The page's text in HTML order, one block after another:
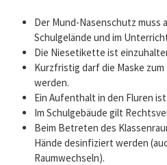
Der Mund-Nasenschutz muss
Schulgelände und im
Die Niesetikette ist
Kurzfristig darf die Maske
werden.
Ein Aufenthalt in den Fluren
Im Schulgebäude gilt
Beim Betreten des
Hände desinfiziert werden
Raumwechseln).